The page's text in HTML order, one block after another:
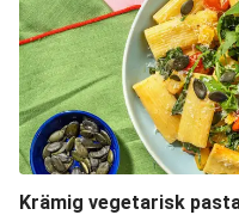
Krämig vegetarisk